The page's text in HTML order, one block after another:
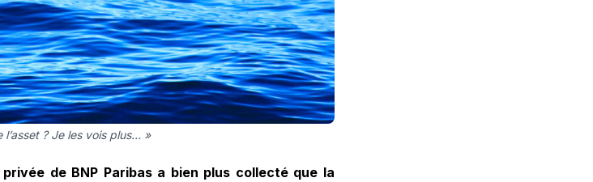
l’asset ? Je les vois plus… »
de BNP Paribas a bien plus collecté que la